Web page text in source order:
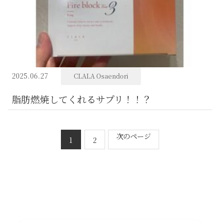
2025.06.27 CLALA Osaendori
脂肪燃焼してくれるサプリ！！？
1 2 次のページ